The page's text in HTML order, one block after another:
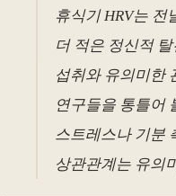
휴식기 HRV는 전
더 적은 정신적
섭취와 유의미한
연구들을 통틀어
스트레스나 기분
상관관계는 유의